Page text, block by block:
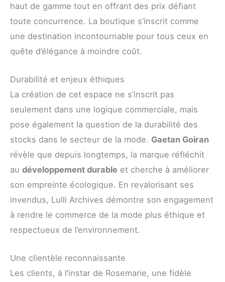
haut de gamme tout en offrant des prix défiant
toute concurrence. La boutique s’inscrit comme
une destination incontournable pour tous ceux en
quête d’élégance à moindre coût.
Durabilité et enjeux éthiques
La création de cet espace ne s’inscrit pas
seulement dans une logique commerciale, mais
pose également la question de la durabilité des
stocks dans le secteur de la mode. Gaetan Goiran
révèle que depuis longtemps, la marque réfléchit
au développement durable et cherche à améliorer
son empreinte écologique. En revalorisant ses
invendus, Lulli Archives démontre son engagement
à rendre le commerce de la mode plus éthique et
respectueux de l’environnement.
Une clientèle reconnaissante
Les clients, à l’instar de Rosemarie, une fidèle